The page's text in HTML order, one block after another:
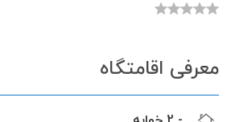
معرفی اقامتگاه